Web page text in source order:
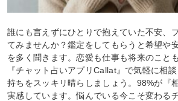
誰にも言えずにひとりで抱えていた不安、
てみませんか？鑑定をしてもらうと希望や
を多く聞きます。恋愛も仕事も将来のこと
『チャット占いアプリCallat』で気軽に相
持ちをスッキリ晴らしましょう。98%が『
実感しています。悩んでいる今こそ変わる